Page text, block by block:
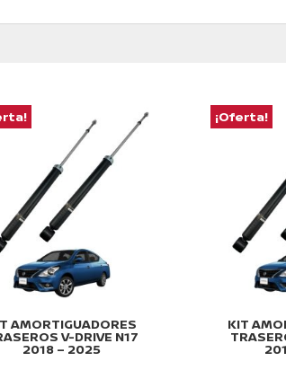
AMORTIGUADORES
V-DRIVE N17
2018 – 2025
¡Oferta!
KIT